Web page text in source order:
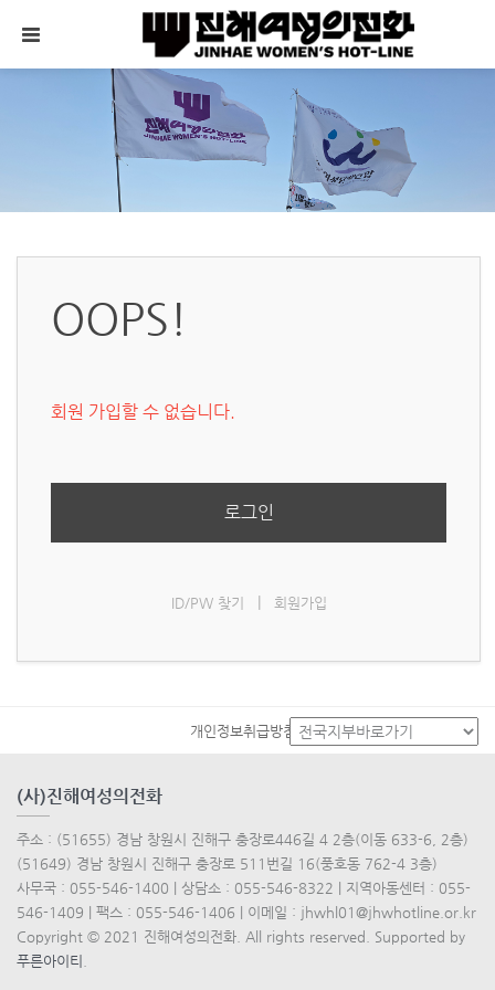
메뉴 건너뛰기
OOPS!
회원 가입할 수 없습니다.
로그인
ID/PW 찾기 회원가입
개인정보취급방침
(사)진해여성의전화
주소 : (51655) 경남 창원시 진해구 충장로446길 4 2층(이동 633-6, 2층)
(51649) 경남 창원시 진해구 충장로 511번길 16(풍호동 762-4 3층)
사무국 : 055-546-1400 | 상담소 : 055-546-8322 | 지역아동센터 : 055-
546-1409 | 팩스 : 055-546-1406 | 이메일 : jhwhl01@jhwhotline.or.kr
Copyright © 2021 진해여성의전화. All rights reserved. Supported by
푸른아이티